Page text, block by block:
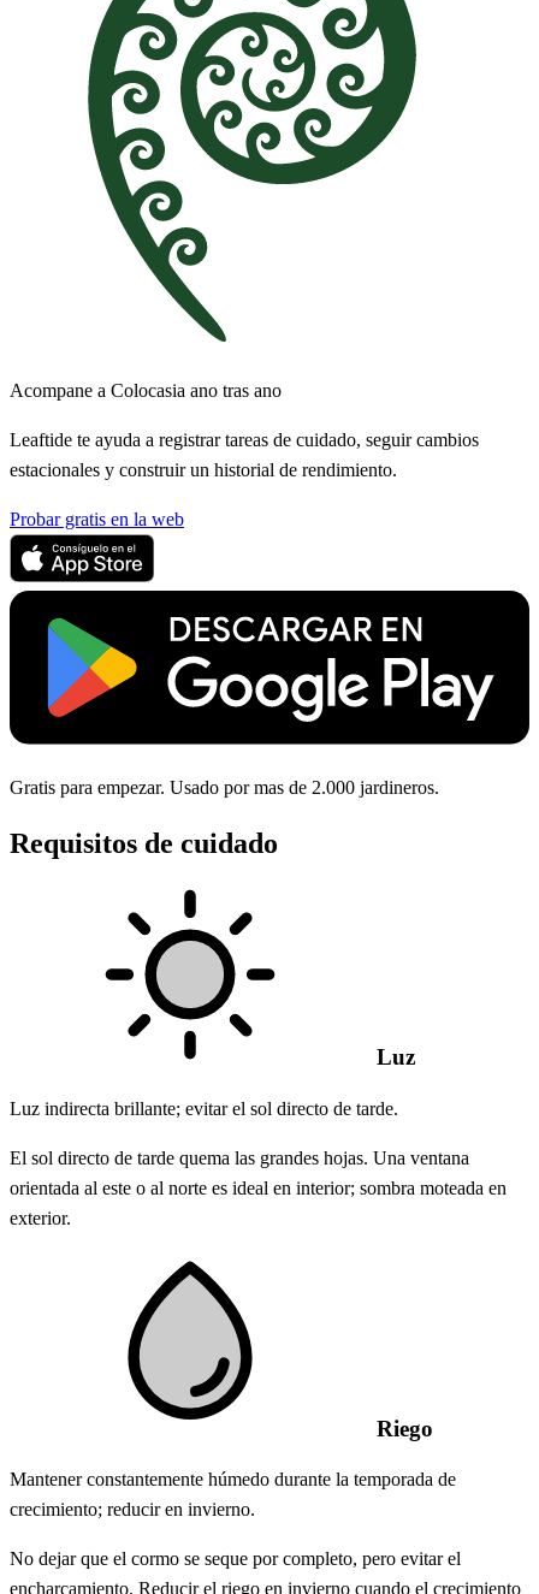
Acompane a Colocasia ano tras ano
Leaftide te ayuda a registrar tareas de cuidado, seguir cambios
estacionales y construir un historial de rendimiento.
Probar gratis en la web
Gratis para empezar. Usado por mas de 2.000 jardineros.
Requisitos de cuidado
Luz
Luz indirecta brillante; evitar el sol directo de tarde.
El sol directo de tarde quema las grandes hojas. Una ventana
orientada al este o al norte es ideal en interior; sombra moteada en
exterior.
Riego
Mantener constantemente húmedo durante la temporada de
crecimiento; reducir en invierno.
No dejar que el cormo se seque por completo, pero evitar el
encharcamiento. Reducir el riego en invierno cuando el crecimiento